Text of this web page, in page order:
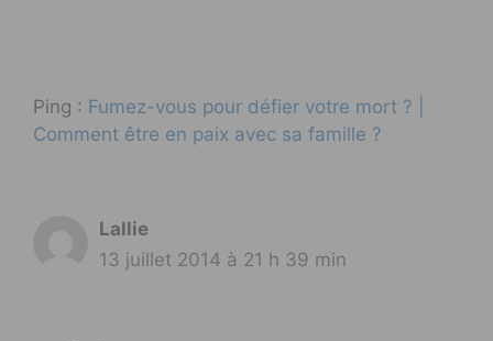
Ping : Fumez-vous pour défier votre mort ? |
Comment être en paix avec sa famille ?
Lallie
13 juillet 2014 à 21 h 39 min